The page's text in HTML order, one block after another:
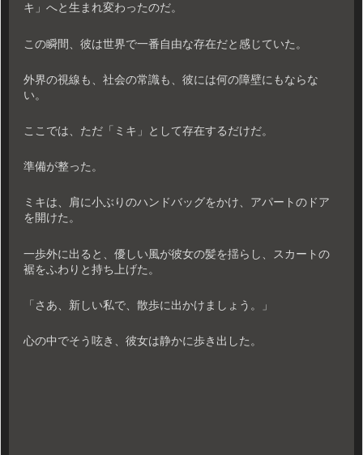
キ」へと生まれ変わったのだ。
この瞬間、彼は世界で一番自由な存在だと感じていた。
外界の視線も、社会の常識も、彼には何の障壁にもならな
い。
ここでは、ただ「ミキ」として存在するだけだ。
準備が整った。
ミキは、肩に小ぶりのハンドバッグをかけ、アパートのドア
を開けた。
一歩外に出ると、優しい風が彼女の髪を揺らし、スカートの
裾をふわりと持ち上げた。
「さあ、新しい私で、散歩に出かけましょう。」
心の中でそう呟き、彼女は静かに歩き出した。